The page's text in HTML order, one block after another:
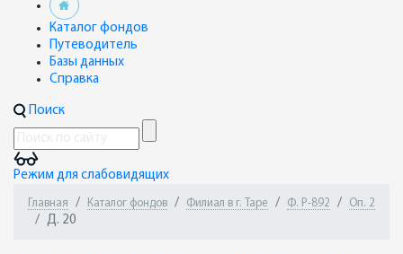
Каталог фондов
Путеводитель
Базы данных
Справка
Поиск
Режим для слабовидящих
Главная Каталог фондов Филиал в г. Таре Ф. Р-892 Оп. 2
Д. 20